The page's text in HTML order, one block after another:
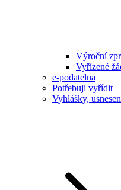
Výroční
Vyřízené
e-podatelna
Potřebuji vyřídit
Vyhlášky,